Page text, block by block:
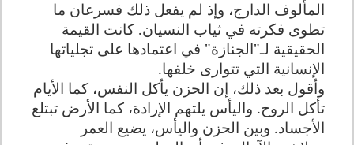
المألوف الدارج، وإذ لم يفعل ذلك فسرعان ما
تطوى فكرته في ثياب النسيان. كانت القيمة
الحقيقية لـ"الجنازة" في اعتمادها على تجلياتها
الإنسانية التي تتوارى خلفها.
وأقول بعد ذلك، إن الحزن يأكل النفس، كما الأيام
تأكل الروح. واليأس يلتهم الإرادة، كما الأرض تبتلع
الأجساد. وبين الحزن واليأس، يضيع العمر